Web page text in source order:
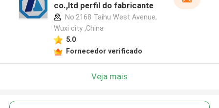
co.,ltd perfil do fabricante
No.2168 Taihu West Avenue,
Wuxi city ,China
5.0
Fornecedor verificado
Veja mais